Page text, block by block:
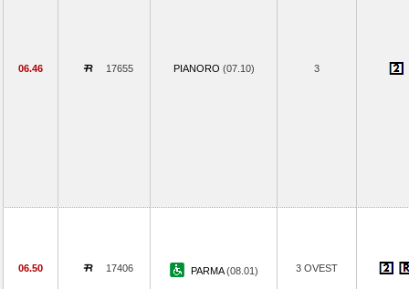
06.46 17655 PIANORO (07.10) 3
06.50 17406 PARMA(08.01) 3 OVEST